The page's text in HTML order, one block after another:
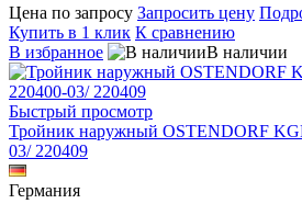
Цена по запросу Запросить цену
Купить в 1 клик К сравнению
В избранное
В наличии
Быстрый просмотр
Тройник наружный OSTENDORF
03/ 220409
Германия